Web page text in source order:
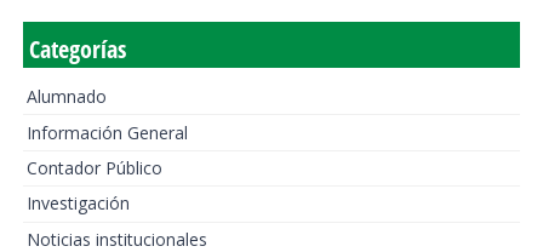
Categorías
Alumnado
Información General
Contador Público
Investigación
Noticias institucionales